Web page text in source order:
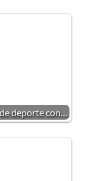
deporte con…